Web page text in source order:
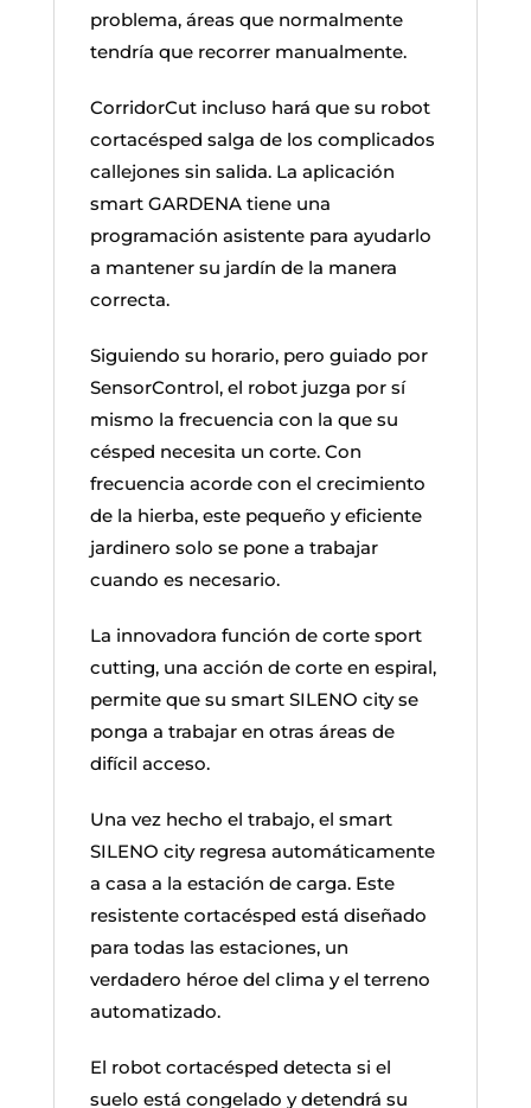
problema, áreas que normalmente
tendría que recorrer manualmente.
CorridorCut incluso hará que su robot
cortacésped salga de los complicados
callejones sin salida. La aplicación
smart GARDENA tiene una
programación asistente para ayudarlo
a mantener su jardín de la manera
correcta.
Siguiendo su horario, pero guiado por
SensorControl, el robot juzga por sí
mismo la frecuencia con la que su
césped necesita un corte. Con
frecuencia acorde con el crecimiento
de la hierba, este pequeño y eficiente
jardinero solo se pone a trabajar
cuando es necesario.
La innovadora función de corte sport
cutting, una acción de corte en espiral,
permite que su smart SILENO city se
ponga a trabajar en otras áreas de
difícil acceso.
Una vez hecho el trabajo, el smart
SILENO city regresa automáticamente
a casa a la estación de carga. Este
resistente cortacésped está diseñado
para todas las estaciones, un
verdadero héroe del clima y el terreno
automatizado.
El robot cortacésped detecta si el
suelo está congelado y detendrá su